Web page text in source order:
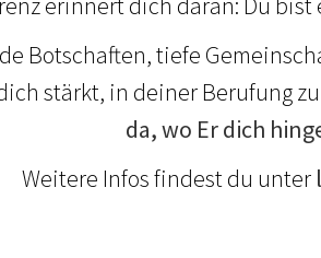
Botschaften, tiefe
stärkt, in deiner Berufung
da, wo Er dich
Weitere Infos findest du unter